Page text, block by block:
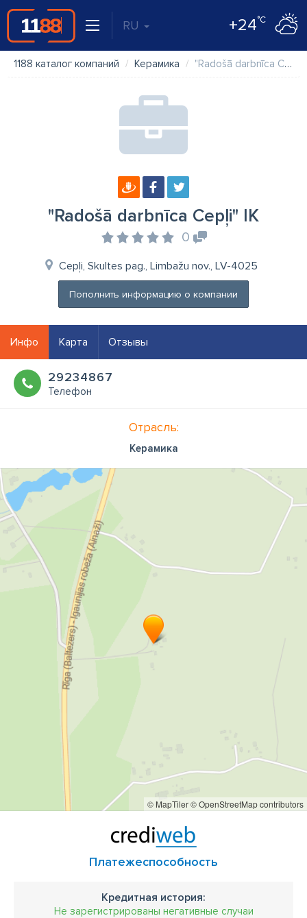
RU +24°C
1188 каталог компаний Керамика "Radošā darbnīca Cepļi" IK
"Radošā darbnīca Cepļi" IK
0
Cepļi, Skultes pag., Limbažu nov., LV-4025
Пополнить информацию о компании
Инфо Карта Отзывы
29234867
Телефон
Отрасль:
Керамика
© MapTiler© OpenStreetMap contributors
Платежеспособность
Кредитная история:
Не зарегистрированы негативные случаи